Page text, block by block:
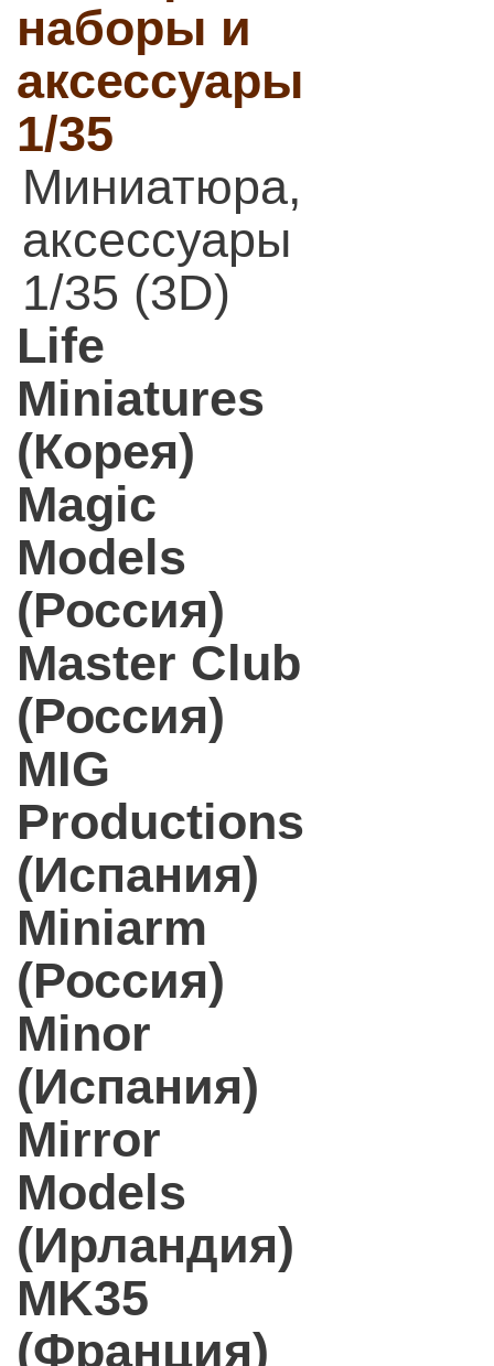
наборы и
аксессуары
1/35
Миниатюра,
аксессуары
1/35 (3D)
Life
Miniatures
(Корея)
Magic
Models
(Россия)
Master Club
(Россия)
MIG
Productions
(Испания)
Miniarm
(Россия)
Minor
(Испания)
Mirror
Models
(Ирландия)
MK35
(Франция)